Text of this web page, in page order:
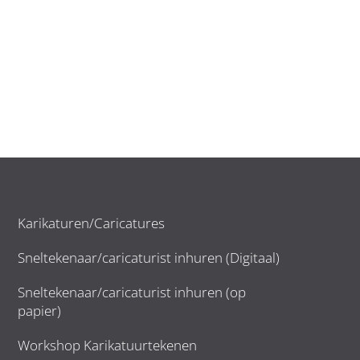
Karikaturen/Caricatures
Sneltekenaar/caricaturist inhuren (Digitaal)
Sneltekenaar/caricaturist inhuren (op
papier)
Workshop Karikatuurtekenen